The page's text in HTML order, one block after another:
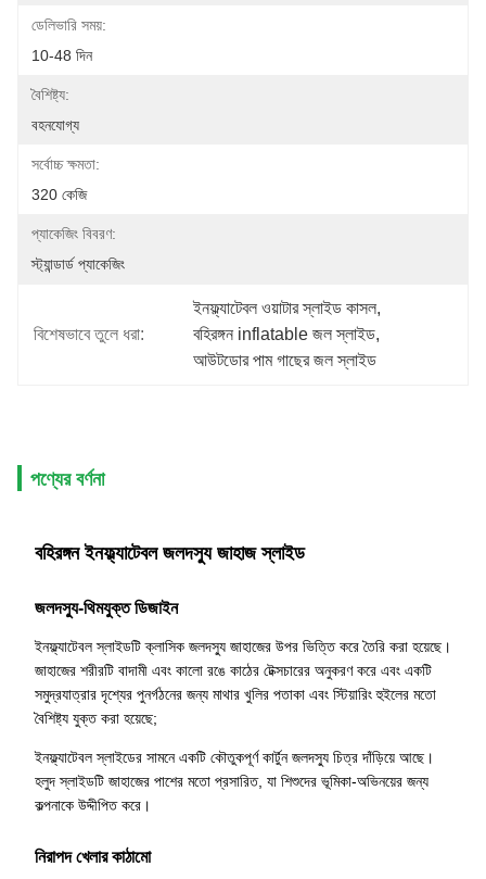
ডেলিভারি সময়:
10-48 দিন
বৈশিষ্ট্য:
বহনযোগ্য
সর্বোচ্চ ক্ষমতা:
320 কেজি
প্যাকেজিং বিবরণ:
স্ট্যান্ডার্ড প্যাকেজিং
বিশেষভাবে তুলে ধরা:
ইনফ্ল্যাটেবল ওয়াটার স্লাইড কাসল,
বহিরঙ্গন inflatable জল স্লাইড,
আউটডোর পাম গাছের জল স্লাইড
পণ্যের বর্ণনা
বহিরঙ্গন ইনফ্ল্যাটেবল জলদস্যু জাহাজ স্লাইড
জলদস্যু-থিমযুক্ত ডিজাইন
ইনফ্ল্যাটেবল স্লাইডটি ক্লাসিক জলদস্যু জাহাজের উপর ভিত্তি করে তৈরি করা হয়েছে।
জাহাজের শরীরটি বাদামী এবং কালো রঙে কাঠের টেক্সচারের অনুকরণ করে এবং একটি
সমুদ্রযাত্রার দৃশ্যের পুনর্গঠনের জন্য মাথার খুলির পতাকা এবং স্টিয়ারিং হুইলের মতো
বৈশিষ্ট্য যুক্ত করা হয়েছে;
ইনফ্ল্যাটেবল স্লাইডের সামনে একটি কৌতুকপূর্ণ কার্টুন জলদস্যু চিত্র দাঁড়িয়ে আছে।
হলুদ স্লাইডটি জাহাজের পাশের মতো প্রসারিত, যা শিশুদের ভূমিকা-অভিনয়ের জন্য
কল্পনাকে উদ্দীপিত করে।
নিরাপদ খেলার কাঠামো